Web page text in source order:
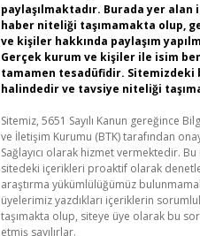
paylaşılmaktadır. Burada yer
haber niteliği taşımamakta olup,
ve kişiler hakkında paylaşım
Gerçek kurum ve kişiler ile isim
tamamen tesadüfidir.
halindedir ve tavsiye niteliği
Sitemiz, 5651 Sayılı Kanun gereğince
ve İletişim Kurumu (BTK) tarafından
Sağlayıcı olarak hizmet vermektedir.
sitedeki içerikleri proaktif olarak
araştırma yükümlülüğümüz
üyelerimiz yazdıkları içeriklerin
taşımakta olup, siteye üye olarak bu
etmiş sayılırlar.